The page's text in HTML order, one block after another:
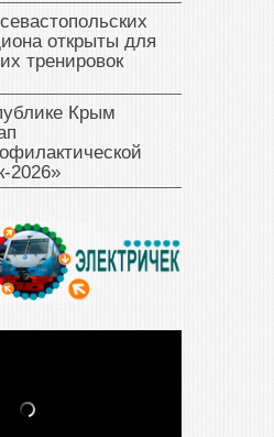
открыты для
тренировок
Крым